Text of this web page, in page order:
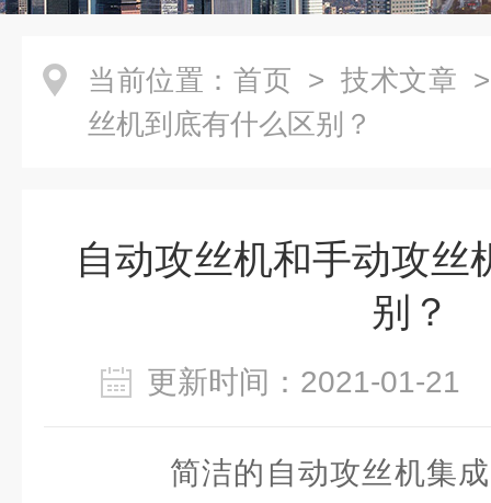
当前位置： 首页 > 技术文章
丝机到底有什么区别？
自动攻丝机和手动攻丝
别？
更新时间：2021-01-
简洁的自动攻丝机集成